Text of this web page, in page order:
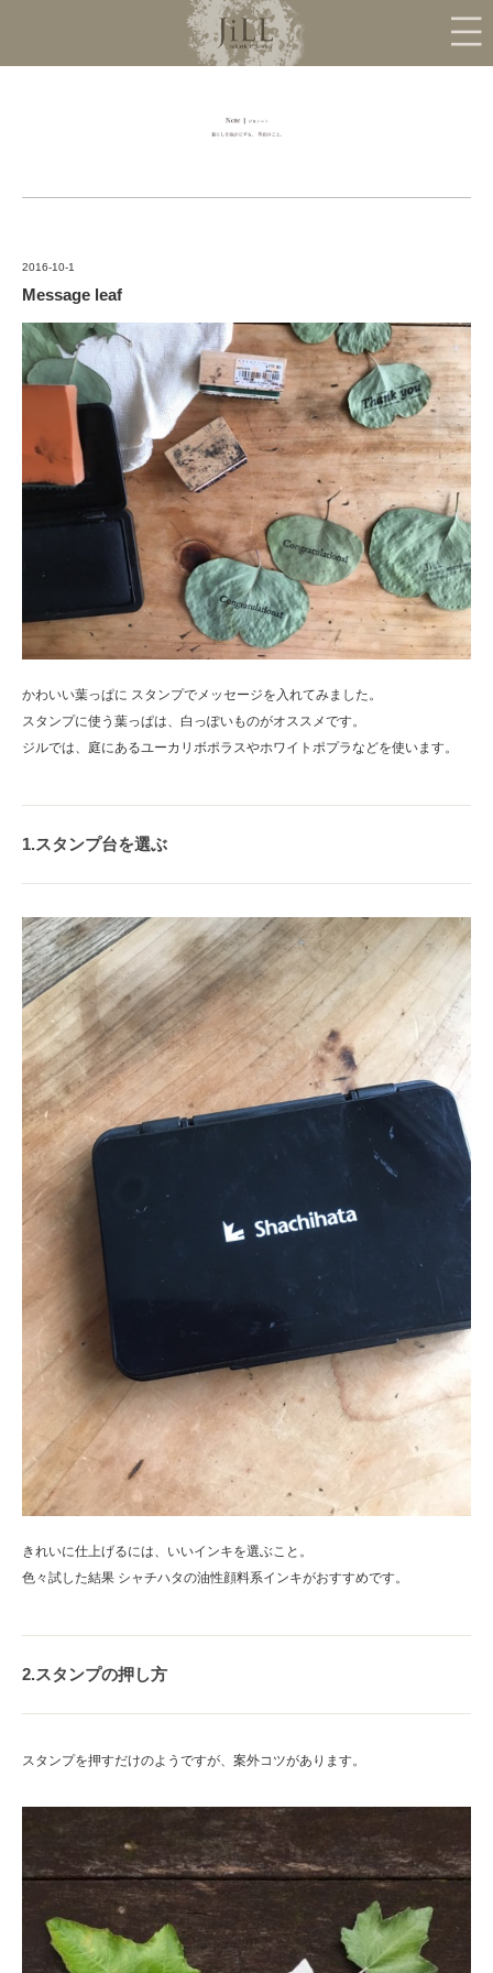
2016-10-1
Message leaf
かわいい葉っぱに スタンプでメッセージを入れてみました。
スタンプに使う葉っぱは、白っぽいものがオススメです。
ジルでは、庭にあるユーカリボポラスやホワイトポプラなどを使います。
1.スタンプ台を選ぶ
きれいに仕上げるには、いいインキを選ぶこと。
色々試した結果 シャチハタの油性顔料系インキがおすすめです。
2.スタンプの押し方
スタンプを押すだけのようですが、案外コツがあります。